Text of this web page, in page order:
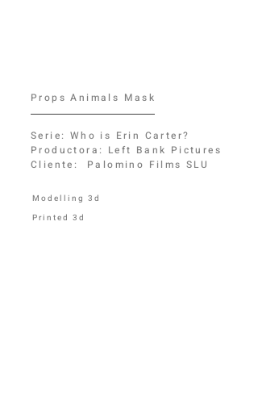
Props Animals Mask
Serie: Who is Erin Carter?
Productora: Left Bank Pictures
Cliente: Palomino Films SLU
Modelling 3d
Printed 3d